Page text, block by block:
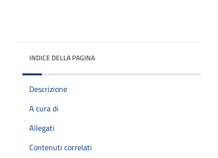
INDICE DELLA PAGINA
Descrizione
A cura di
Allegati
Contenuti correlati